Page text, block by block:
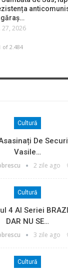
27, 2026
of 2.484
Cultură
De
Vasile…
2 zile ago
Cultură
4 Al Seriei
DAR NU SE…
3 zile ago
Cultură